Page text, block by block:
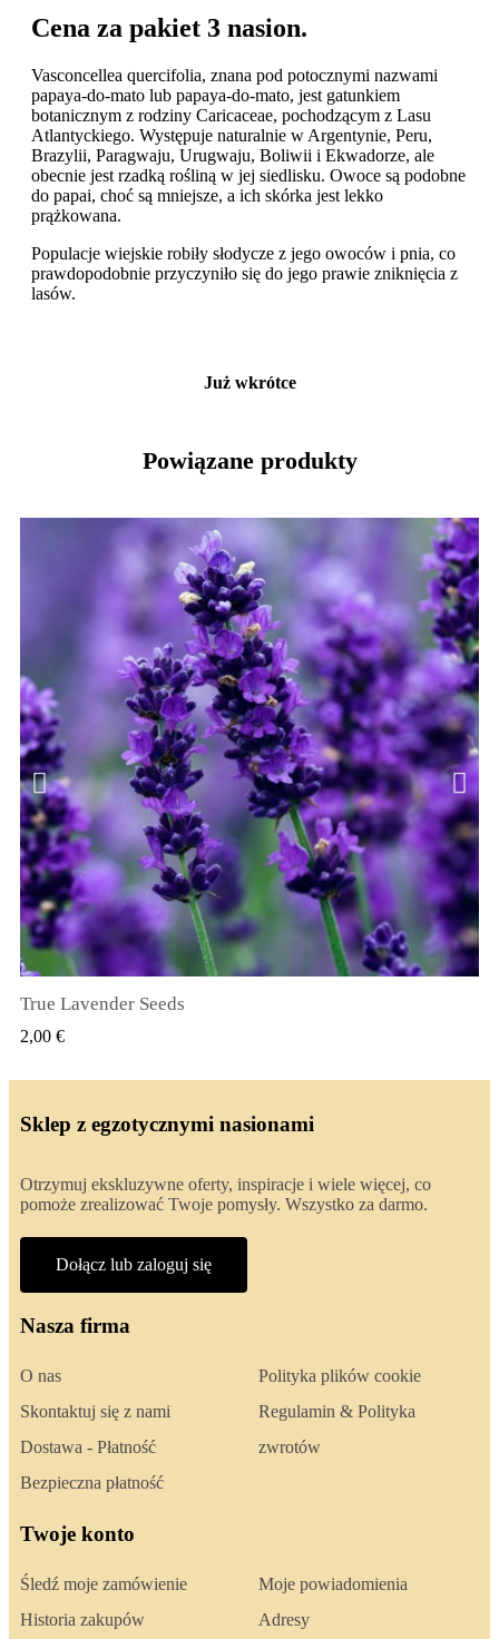
Cena za pakiet 3 nasion.
Vasconcellea quercifolia, znana pod potocznymi nazwami
papaya-do-mato lub papaya-do-mato, jest gatunkiem
botanicznym z rodziny Caricaceae, pochodzącym z Lasu
Atlantyckiego. Występuje naturalnie w Argentynie, Peru,
Brazylii, Paragwaju, Urugwaju, Boliwii i Ekwadorze, ale
obecnie jest rzadką rośliną w jej siedlisku. Owoce są podobne
do papai, choć są mniejsze, a ich skórka jest lekko
prążkowana.
Populacje wiejskie robiły słodycze z jego owoców i pnia, co
prawdopodobnie przyczyniło się do jego prawie zniknięcia z
lasów.
Już wkrótce
Powiązane produkty
SZYBKI PODGLĄD
True Lavender Seeds
2,00 €
Sklep z egzotycznymi nasionami
Otrzymuj ekskluzywne oferty, inspiracje i wiele więcej, co
pomoże zrealizować Twoje pomysły. Wszystko za darmo.
Dołącz lub zaloguj się
Nasza firma
O nas
Skontaktuj się z nami
Dostawa - Płatność
Bezpieczna płatność
Polityka plików cookie
Regulamin & Polityka
zwrotów
Twoje konto
Śledź moje zamówienie
Historia zakupów
Moje powiadomienia
Adresy